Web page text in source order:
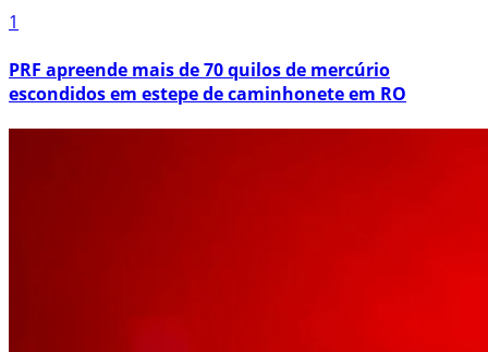
1
PRF apreende mais de 70 quilos de mercúrio
escondidos em estepe de caminhonete em RO